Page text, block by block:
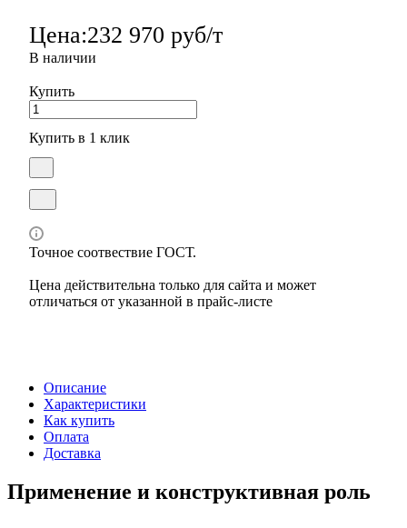
Цена:232 970 руб/т
В наличии
Купить
Купить в 1 клик
Точное соотвествие ГОСТ.
Цена действительна только для сайта и может
отличаться от указанной в прайс-листе
Описание
Характеристики
Как купить
Оплата
Доставка
Применение и конструктивная роль